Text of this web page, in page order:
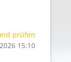
prüfen
15:10